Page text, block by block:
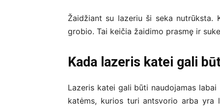
Žaidžiant su lazeriu ši seka
grobio. Tai keičia žaidimo prasmę ir
Kada lazeris katei gali
Lazeris katei gali būti naudojamas
katėms, kurios turi antsvorio arba yra